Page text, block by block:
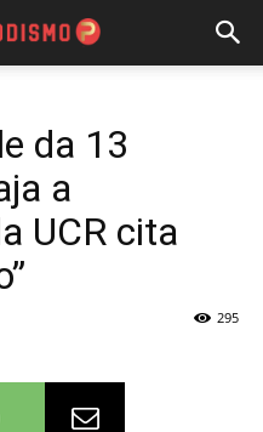
da 13
a
UCR cita
295